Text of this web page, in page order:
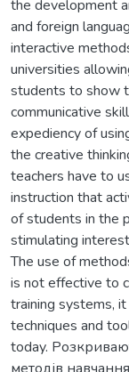
the development
and foreign
interactive
universities
students to show
communicative
expediency of
the creative
teachers have to
instruction that
of students in the
stimulating
The use of
is not effective to
training systems,
techniques and
today.